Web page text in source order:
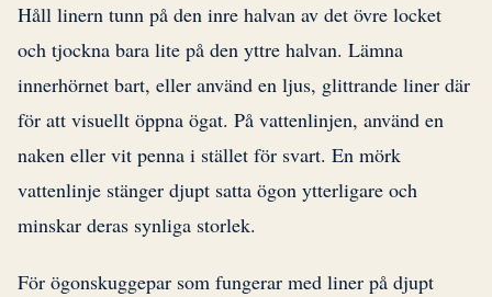
Håll linern tunn på den inre halvan av det övre locket
och tjockna bara lite på den yttre halvan. Lämna
innerhörnet bart, eller använd en ljus, glittrande liner där
för att visuellt öppna ögat. På vattenlinjen, använd en
naken eller vit penna i stället för svart. En mörk
vattenlinje stänger djupt satta ögon ytterligare och
minskar deras synliga storlek.
För ögonskuggepar som fungerar med liner på djupt